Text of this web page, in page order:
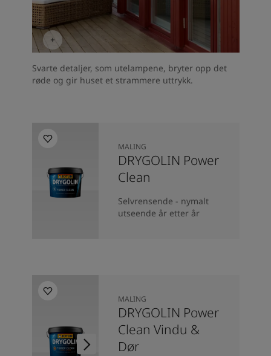
Svarte detaljer, som utelampene, bryter opp det
røde og gir huset et strammere uttrykk.
MALING
DRYGOLIN Power
Clean
Selvrensende - nymalt
utseende år etter år
MALING
DRYGOLIN Power
Clean Vindu &
Dør